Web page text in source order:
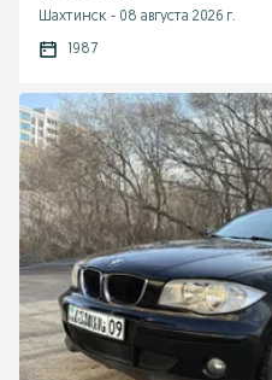
Шахтинск - 08 августа 2026 г.
1987